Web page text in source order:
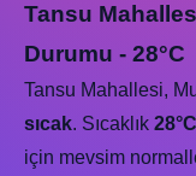
Tansu
Durumu - 28°C
Tansu Mahallesi,
sıcak. Sıcaklık 28°C
için mevsim